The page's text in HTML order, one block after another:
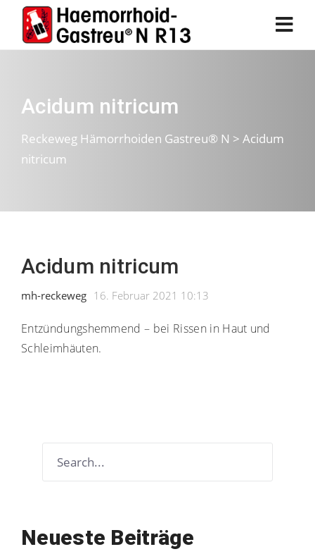
Acidum nitricum
Reckeweg Hämorrhoiden Gastreu® N > Acidum
nitricum
Acidum nitricum
mh-reckeweg 16. Februar 2021 10:13
Entzündungshemmend – bei Rissen in Haut und
Schleimhäuten.
Neueste Beiträge